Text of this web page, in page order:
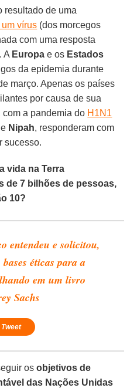
resultado de uma
vírus (dos morcegos
com uma resposta
A Europa e os Estados
da epidemia durante
março. Apenas os países
por causa de sua
com a pandemia do H1N1
Nipah, responderam com
sucesso.
vida na Terra
de 7 bilhões de pessoas,
10?
entendeu e solicitou,
éticas para a
em um livro
Sachs
osobjetivos de
das Nações Unidas